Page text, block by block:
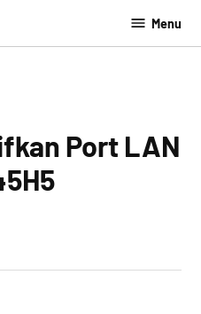
Menu
Port LAN